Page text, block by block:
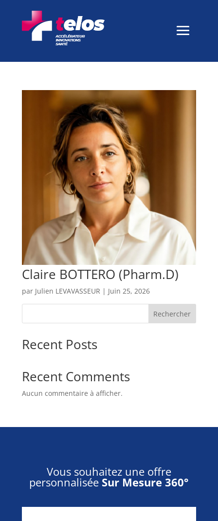
Claire BOTTERO (Pharm.D)
par Julien LEVAVASSEUR | Juin 25, 2026
Rechercher
Recent Posts
Recent Comments
Aucun commentaire à afficher.
Vous souhaitez une offre
personnalisée Sur Mesure 360°